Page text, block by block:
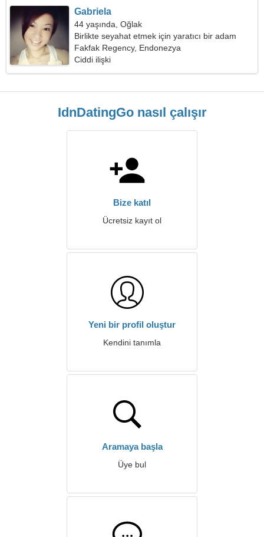
Gabriela
44 yaşında, Oğlak
Birlikte seyahat etmek için yaratıcı bir adam
arıyorum
Fakfak Regency, Endonezya
Ciddi ilişki
IdnDatingGo nasıl çalışır
Bize katıl
Ücretsiz kayıt ol
Yeni bir profil oluştur
Kendini tanımla
Aramaya başla
Üye bul